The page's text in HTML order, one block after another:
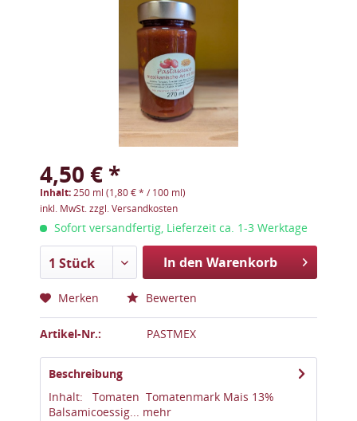
4,50 € *
Inhalt:250 ml (1,80 € * / 100 ml)
inkl. MwSt.zzgl. Versandkosten
Sofort versandfertig, Lieferzeit ca. 1-3 Werktage
1 Stück In den Warenkorb
Merken Bewerten
Artikel-Nr.: PASTMEX
Beschreibung
Inhalt: Tomaten Tomatenmark Mais 13%
Balsamicoessig... mehr